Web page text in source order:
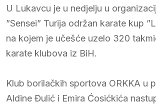
U Lukavcu je u nedjelju u
”Sensei” Turija održan karate kup
na kojem je učešće uzelo 320
karate klubova iz BiH.
Klub borilačkih sportova ORKKA u
Aldine Đulić i Emira Ćosićkića